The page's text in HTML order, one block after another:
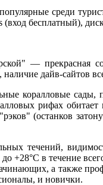
среди
(вход бесплатный),
— прекрасная
дайв-сайтов
коралловые
рифах
(останков
течений,
+28°C в течение
а также
и новички.